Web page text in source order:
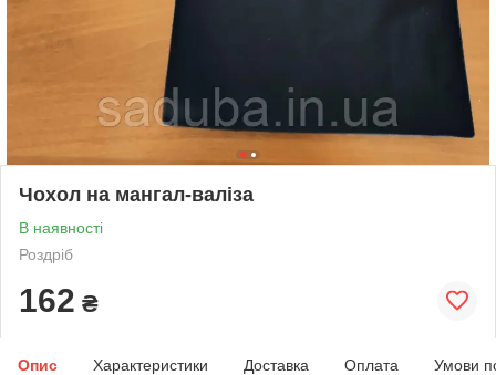
Чохол на мангал-валіза
В наявності
Роздріб
162 ₴
Опис Характеристики Доставка Оплата Умови